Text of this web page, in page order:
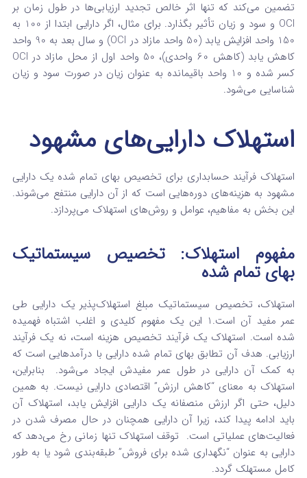
تضمین می‌کند که تنها اثر خالص تجدید ارزیابی‌ها در طول زمان بر
OCI و سود و زیان تأثیر بگذارد. برای مثال، اگر دارایی ابتدا از 100 به
150 واحد افزایش یابد (50 واحد مازاد در OCI) و سال بعد به 90 واحد
کاهش یابد (کاهش 60 واحدی)، 50 واحد اول از محل مازاد در OCI
کسر شده و 10 واحد باقیمانده به عنوان زیان در صورت سود و زیان
شناسایی می‌شود.
استهلاک دارایی‌های مشهود
استهلاک فرآیند حسابداری برای تخصیص بهای تمام شده یک دارایی
مشهود به هزینه‌های دوره‌هایی است که از آن دارایی منتفع می‌شوند.
این بخش به مفاهیم، عوامل و روش‌های استهلاک می‌پردازد.
مفهوم استهلاک: تخصیص سیستماتیک
بهای تمام شده
استهلاک، تخصیص سیستماتیک مبلغ استهلاک‌پذیر یک دارایی طی
عمر مفید آن است.1 این یک مفهوم کلیدی و اغلب اشتباه فهمیده
شده است. استهلاک یک فرآیند تخصیص هزینه است، نه یک فرآیند
ارزیابی. هدف آن تطابق بهای تمام شده دارایی با درآمدهایی است که
به کمک آن دارایی در طول عمر مفیدش ایجاد می‌شود.
بنابراین،
استهلاک به معنای “کاهش ارزش” اقتصادی دارایی نیست. به همین
دلیل، حتی اگر ارزش منصفانه یک دارایی افزایش یابد، استهلاک آن
باید ادامه پیدا کند، زیرا آن دارایی همچنان در حال مصرف شدن در
فعالیت‌های عملیاتی است. توقف استهلاک تنها زمانی رخ می‌دهد که
دارایی به عنوان “نگهداری شده برای فروش” طبقه‌بندی شود یا به طور
کامل مستهلک گردد.